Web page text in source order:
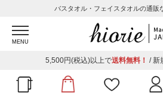
バスタオル・フェイスタオルの通販
MENU
5,500円(税込)以上で送料無料！ / 新